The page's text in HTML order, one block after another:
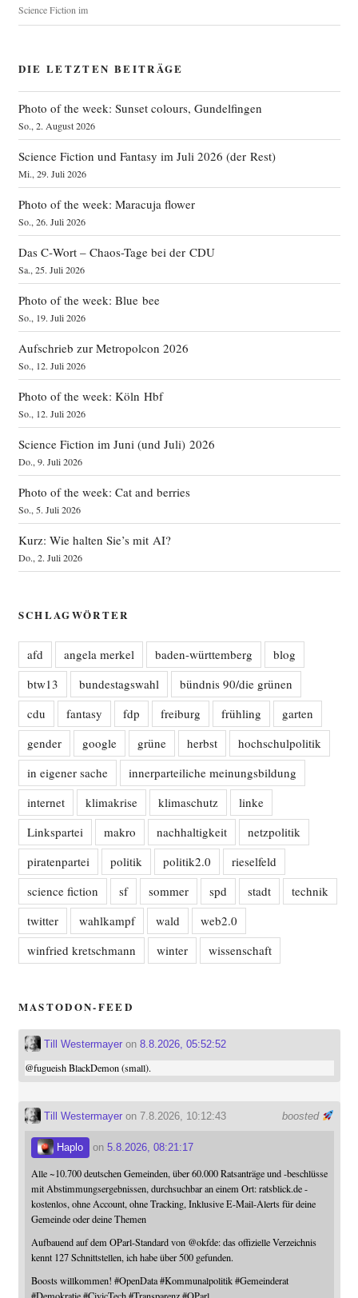
Science Fiction im
DIE LETZTEN BEITRÄGE
Photo of the week: Sunset colours, Gundelfingen
So., 2. August 2026
Science Fiction und Fantasy im Juli 2026 (der Rest)
Mi., 29. Juli 2026
Photo of the week: Maracuja flower
So., 26. Juli 2026
Das C‑Wort – Chaos-Tage bei der CDU
Sa., 25. Juli 2026
Photo of the week: Blue bee
So., 19. Juli 2026
Aufschrieb zur Metropolcon 2026
So., 12. Juli 2026
Photo of the week: Köln Hbf
So., 12. Juli 2026
Science Fiction im Juni (und Juli) 2026
Do., 9. Juli 2026
Photo of the week: Cat and berries
So., 5. Juli 2026
Kurz: Wie halten Sie’s mit AI?
Do., 2. Juli 2026
SCHLAGWÖRTER
afd angela merkel baden-württemberg
blog
btw13
bundestagswahl
bündnis 90/die grünen
cdu
fantasy fdp freiburg frühling
garten
gender
google grüne herbst
hochschulpolitik
in eigener sache
innerparteiliche meinungsbildung
internet
klimakrise klimaschutz
linke
Linkspartei
makro nachhaltigkeit
netzpolitik
piratenpartei
politik politik2.0
rieselfeld
science fiction
sf sommer spd stadt
technik
twitter
wahlkampf wald
web2.0
winfried kretschmann
winter wissenschaft
MASTODON-FEED
Till Westermayeron 8.8.2026, 05:52:52
@fugueishBlackDemon (small).
boosted
Till Westermayeron 7.8.2026, 10:12:43
Haplo on 5.8.2026, 08:21:17
Alle ~10.700 deutschen Gemeinden, über 60.000 Ratsanträge und -beschlüsse
mit Abstimmungsergebnissen, durchsuchbar an einem Ort: ratsblick.de -
kostenlos, ohne Account, ohne Tracking, Inklusive E-Mail-Alerts für deine
Gemeinde oder deine Themen
Aufbauend auf dem OParl-Standard von @okfde: das offizielle Verzeichnis
kennt 127 Schnittstellen, ich habe über 500 gefunden.
Boosts willkommen! #OpenData #Kommunalpolitik #Gemeinderat
#Demokratie #CivicTech #Transparenz #OParl